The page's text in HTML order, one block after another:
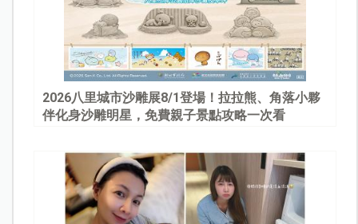
2026八里城市沙雕展8/1登場！拉拉熊、角落小夥
伴化身沙雕明星，免費親子景點攻略一次看